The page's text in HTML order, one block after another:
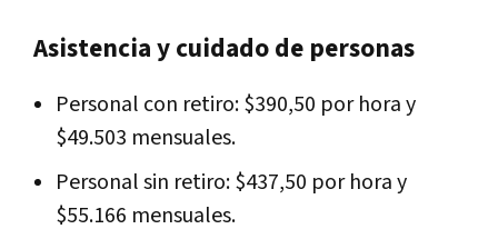
Asistencia y cuidado de personas
Personal con retiro: $390,50 por hora y
$49.503 mensuales.
Personal sin retiro: $437,50 por hora y
$55.166 mensuales.